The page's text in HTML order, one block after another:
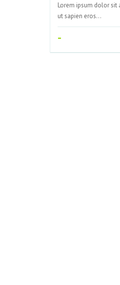
Lorem ipsum dolor sit
ut sapien eros…
-